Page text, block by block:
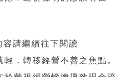
容請繼續往下閱讀
，轉移經營不善之焦點。